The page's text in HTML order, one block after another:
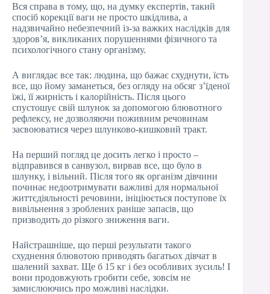
Вся справа в тому, що, на думку експертів, такий
спосіб корекції ваги не просто шкідлива, а
надзвичайно небезпечний із-за важких наслідків для
здоров’я, викликаних порушеннями фізичного та
психологічного стану організму.
А виглядає все так: людина, що бажає схуднути, їсть
все, що йому заманеться, без огляду на обсяг з’їденої
їжі, її жирність і калорійність. Після цього
спустошує свій шлунок за допомогою блювотного
рефлексу, не дозволяючи поживним речовинам
засвоюватися через шлунково-кишковий тракт.
На перший погляд це досить легко і просто –
відправився в санвузол, вирвав все, що було в
шлунку, і вільний. Після того як організм дівчини
починає недоотримувати важливі для нормальної
життєдіяльності речовини, ініціюється поступове їх
вивільнення з зроблених раніше запасів, що
призводить до різкого зниження ваги.
Найстрашніше, що перші результати такого
схуднення блювотою приводять багатьох дівчат в
шалений захват. Ще б 15 кг і без особливих зусиль! І
вони продовжують гробити себе, зовсім не
замислюючись про можливі наслідки.